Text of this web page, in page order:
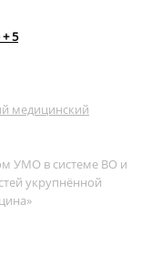
5
медицинский
УМО в системе ВО и
укрупнённой